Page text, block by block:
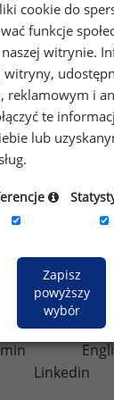
HR.pl
Linkedin
cookie do
funkcje
witrynie.
witryny,
reklamowym i
te
lub
Zapisz
powyższy
wybór